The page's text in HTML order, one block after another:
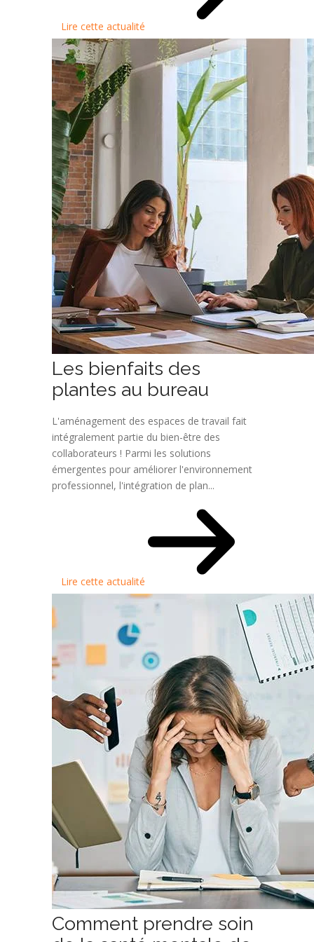
Lire cette actualité
Les bienfaits des
plantes au bureau
L'aménagement des espaces de travail fait
intégralement partie du bien-être des
collaborateurs ! Parmi les solutions
émergentes pour améliorer l'environnement
professionnel, l'intégration de plan...
Lire cette actualité
Comment prendre soin